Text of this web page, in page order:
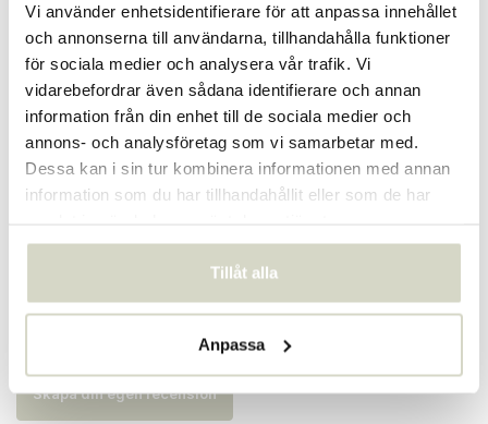
Vi använder enhetsidentifierare för att anpassa innehållet
och annonserna till användarna, tillhandahålla funktioner
för sociala medier och analysera vår trafik. Vi
vidarebefordrar även sådana identifierare och annan
information från din enhet till de sociala medier och
annons- och analysföretag som vi samarbetar med.
Dessa kan i sin tur kombinera informationen med annan
information som du har tillhandahållit eller som de har
Tillåt alla
Anpassa
PRODUKTSPECIFIKATIONER
Artikelnummer 210921022
SKU 210921022
EAN 5707644906686
There are no reviews written yet about this product..
Skapa din egen recension